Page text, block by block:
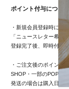
ポイント付与について
・新規会員登録時に付
「ニュースレター希望
登録完了後、即時付与さ
・ご注文後のポイント
SHOP・一部のPOP
発送の場合は購入日か